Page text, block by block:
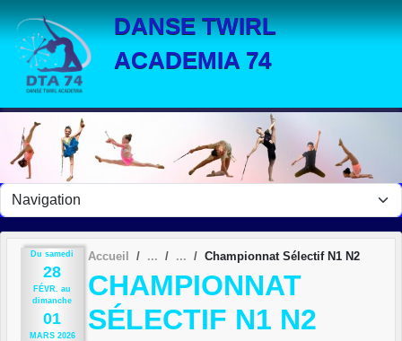
DANSE TWIRL
ACADEMIA 74
Du samedi
28
FÉVR.
au
dimanche
01
MARS 2026
Accueil Championnat Sélectif N1 N2
CHAMPIONNAT
SÉLECTIF N1 N2